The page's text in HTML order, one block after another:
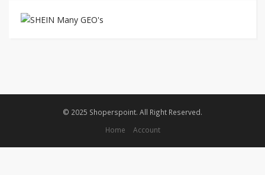
© 2025 Shoperspoint. All Right Reserved.
Home
Account